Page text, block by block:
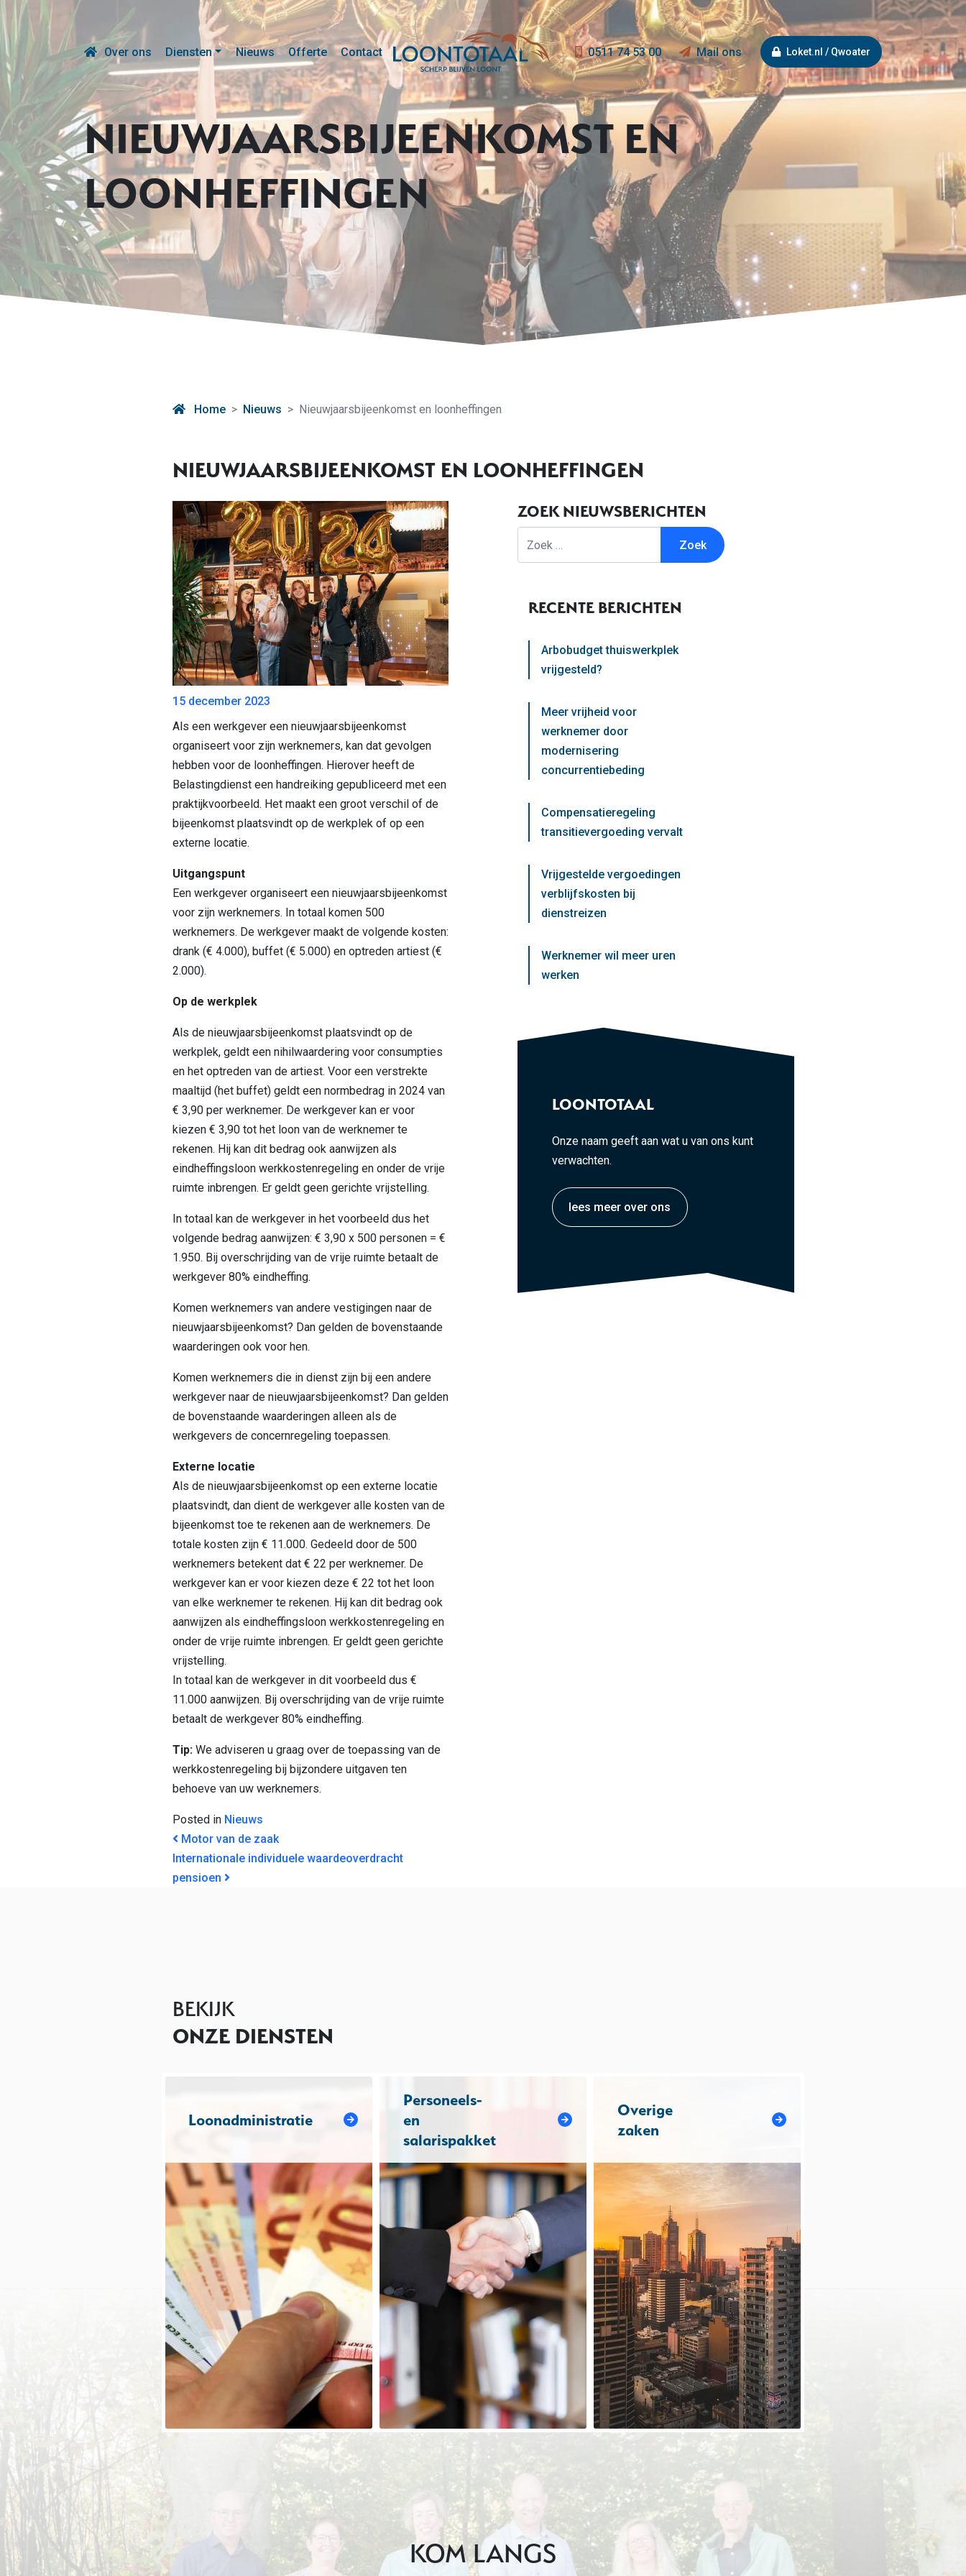
Over ons Diensten Nieuws Offerte Contact 0511 74 53 00 Mail ons Loket.nl / Qwoater
NIEUWJAARSBIJEENKOMST EN
LOONHEFFINGEN
Home Nieuws Nieuwjaarsbijeenkomst en loonheffingen
NIEUWJAARSBIJEENKOMST EN LOONHEFFINGEN
15 december 2023
Als een werkgever een nieuwjaarsbijeenkomst
organiseert voor zijn werknemers, kan dat gevolgen
hebben voor de loonheffingen. Hierover heeft de
Belastingdienst een handreiking gepubliceerd met een
praktijkvoorbeeld. Het maakt een groot verschil of de
bijeenkomst plaatsvindt op de werkplek of op een
externe locatie.
Uitgangspunt
Een werkgever organiseert een nieuwjaarsbijeenkomst
voor zijn werknemers. In totaal komen 500
werknemers. De werkgever maakt de volgende kosten:
drank (€ 4.000), buffet (€ 5.000) en optreden artiest (€
2.000).
Op de werkplek
Als de nieuwjaarsbijeenkomst plaatsvindt op de
werkplek, geldt een nihilwaardering voor consumpties
en het optreden van de artiest. Voor een verstrekte
maaltijd (het buffet) geldt een normbedrag in 2024 van
€ 3,90 per werknemer. De werkgever kan er voor
kiezen € 3,90 tot het loon van de werknemer te
rekenen. Hij kan dit bedrag ook aanwijzen als
eindheffingsloon werkkostenregeling en onder de vrije
ruimte inbrengen. Er geldt geen gerichte vrijstelling.
In totaal kan de werkgever in het voorbeeld dus het
volgende bedrag aanwijzen: € 3,90 x 500 personen = €
1.950. Bij overschrijding van de vrije ruimte betaalt de
werkgever 80% eindheffing.
Komen werknemers van andere vestigingen naar de
nieuwjaarsbijeenkomst? Dan gelden de bovenstaande
waarderingen ook voor hen.
Komen werknemers die in dienst zijn bij een andere
werkgever naar de nieuwjaarsbijeenkomst? Dan gelden
de bovenstaande waarderingen alleen als de
werkgevers de concernregeling toepassen.
Externe locatie
Als de nieuwjaarsbijeenkomst op een externe locatie
plaatsvindt, dan dient de werkgever alle kosten van de
bijeenkomst toe te rekenen aan de werknemers. De
totale kosten zijn € 11.000. Gedeeld door de 500
werknemers betekent dat € 22 per werknemer. De
werkgever kan er voor kiezen deze € 22 tot het loon
van elke werknemer te rekenen. Hij kan dit bedrag ook
aanwijzen als eindheffingsloon werkkostenregeling en
onder de vrije ruimte inbrengen. Er geldt geen gerichte
vrijstelling.
In totaal kan de werkgever in dit voorbeeld dus €
11.000 aanwijzen. Bij overschrijding van de vrije ruimte
betaalt de werkgever 80% eindheffing.
Tip:We adviseren u graag over de toepassing van de
werkkostenregeling bij bijzondere uitgaven ten
behoeve van uw werknemers.
Posted in Nieuws
BERICHT NAVIGATIE
Motor van de zaak
Internationale individuele waardeoverdracht
pensioen
ZOEK NIEUWSBERICHTEN
RECENTE BERICHTEN
Arbobudget thuiswerkplek
vrijgesteld?
Meer vrijheid voor
werknemer door
modernisering
concurrentiebeding
Compensatieregeling
transitievergoeding vervalt
Vrijgestelde vergoedingen
verblijfskosten bij
dienstreizen
Werknemer wil meer uren
werken
LOONTOTAAL
Onze naam geeft aan wat u van ons kunt
verwachten.
lees meer over ons
BEKIJK
ONZE DIENSTEN
Loonadministratie
Personeels-
en
salarispakket
Overige
zaken
KOM LANGS